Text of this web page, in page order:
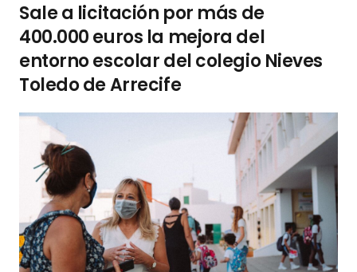
Sale a licitación por más de
400.000 euros la mejora del
entorno escolar del colegio Nieves
Toledo de Arrecife